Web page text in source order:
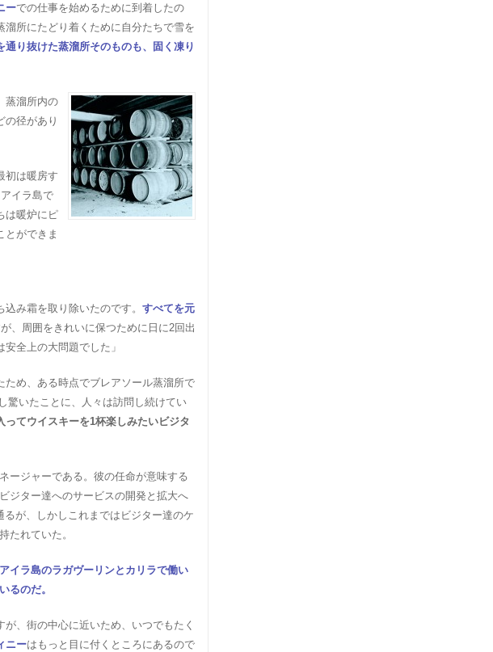
ーでの仕事を始めるために到着したの
所にたどり着くために自分たちで雪を
通り抜けた蒸溜所そのものも、固く凍り
蒸溜所内の
の径があり
初は暖房す
イラ島で
は暖炉にピ
とができま
み霜を取り除いたのです。 すべてを元
、周囲をきれいに保つために日に2回出
全上の大問題でした」
ため、ある時点でブレアソール蒸溜所で
驚いたことに、人々は訪問し続けてい
てウイスキーを1杯楽しみたいビジタ
ージャーである。彼の任命が意味する
ジター達へのサービスの開発と拡大へ
が、しかしこれまではビジター達のケ
たれていた。
イラ島のラガヴーリンとカリラで働い
るのだ。
、街の中心に近いため、いつでもたく
ニーはもっと目に付くところにあるので